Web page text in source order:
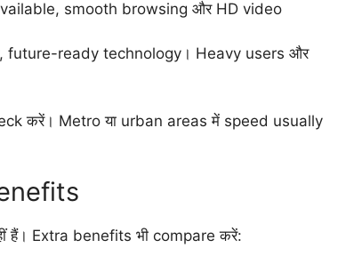
smooth browsing और HD video
future-ready technology। Heavy users और
करें। Metro या urban areas में speed usually
हैं। Extra benefits भी compare करें: